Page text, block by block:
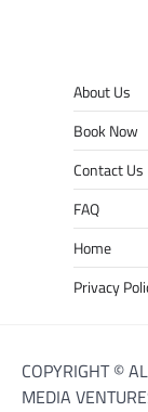
About Us
Book Now
Contact Us
FAQ
Home
Privacy
COPYRIGHT ©
MEDIA